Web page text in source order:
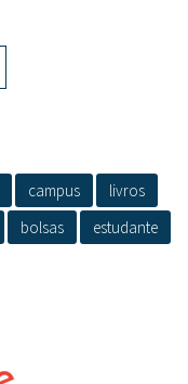
campus
livros
bolsas
estudante